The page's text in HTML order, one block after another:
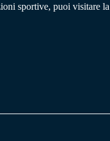
sportive, puoi visitare la